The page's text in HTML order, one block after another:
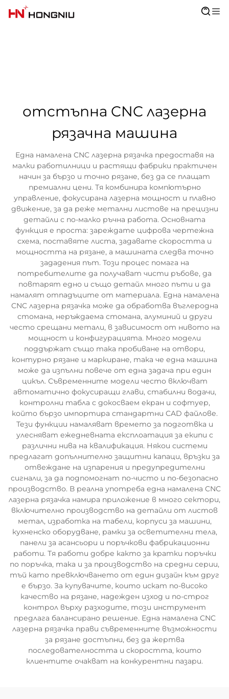
отстъпна CNC лазерна
рязачна машина
Една намалена CNC лазерна рязачка предоставя на
малки работилници и растящи фабрики практичен
начин за бързо и точно рязане, без да се плащат
премиални цени. Тя комбинира компютърно
управление, фокусирана лазерна мощност и плавно
движение, за да реже метални листове на прецизни
детайли с по-малко ръчна работа. Основната
функция е проста: зареждате цифрова чертежна
схема, поставяте листа, задавате скоростта и
мощността на рязане, а машината следва точно
зададения път. Този процес помага на
потребителите да получават чисти ръбове, да
повтарят едно и също детайл много пъти и да
намалят отпадъците от материала. Една намалена
CNC лазерна рязачка може да обработва въглеродна
стомана, неръждаема стомана, алуминий и други
често срещани метали, в зависимост от нивото на
мощност и конфигурацията. Много модели
поддържат също така пробиване на отвори,
контурно рязане и маркиране, така че една машина
може да изпълни повече от една задача при един
цикъл. Съвременните модели често включват
автоматично фокусиращи глави, стабилни водачи,
контролни табла с докосваем екран и софтуер,
който бързо импортира стандартни CAD файлове.
Тези функции намаляват времето за подготвка и
улесняват ежедневната експлоатация за екипи с
различни нива на квалификация. Някои системи
предлагат допълнително защитни капаци, връзки за
отвеждане на изпарения и предупредителни
сигнали, за да подпомогнат по-чисто и по-безопасно
производство. В реална употреба една намалена CNC
лазерна рязачка намира приложение в много сектори,
включително производство на детайли от листов
метал, изработка на табели, корпуси за машини,
кухненско оборудване, рамки за осветителни тела,
панели за асансьори и поръчкови фабрикационни
работи. Тя работи добре както за кратки поръчки
по поръчка, така и за производство на средни серии,
тъй като превключването от един дизайн към друг
е бързо. За купувачите, които искат по-високо
качество на рязане, надежден изход и по-строг
контрол върху разходите, този инструмент
предлага балансирано решение. Една намалена CNC
лазерна рязачка прави съвременните възможности
за рязане достъпни, без да жертва
последователността и скоростта, които
клиентите очакват на конкурентни пазари.